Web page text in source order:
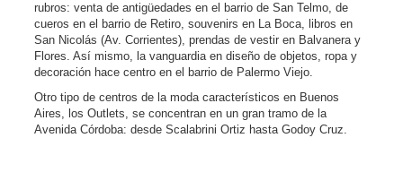
rubros: venta de antigüedades en el barrio de San Telmo, de
cueros en el barrio de Retiro, souvenirs en La Boca, libros en
San Nicolás (Av. Corrientes), prendas de vestir en Balvanera y
Flores. Así mismo, la vanguardia en diseño de objetos, ropa y
decoración hace centro en el barrio de Palermo Viejo.
Otro tipo de centros de la moda característicos en Buenos
Aires, los Outlets, se concentran en un gran tramo de la
Avenida Córdoba: desde Scalabrini Ortiz hasta Godoy Cruz.